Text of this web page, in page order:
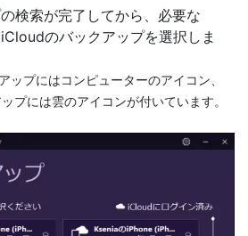
検索が完了してから、必要な
のバックアップを選択しま
ップにはコンピューターのアイコン、
プには雲のアイコンが付いています。